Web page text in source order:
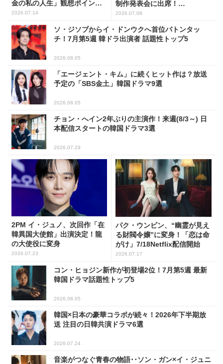
金の私の人生」観想ポイント5
選
2026.07.14
制作発表会に出席！
(PHOTO17枚)
2026.07.08
ソ・ジソブからイ・ドンウクへ首位バトンタッ
チ！7月第5週 韓ドラ出演者 話題性トップ5
2026.08.05
「エージェント・キム」に続くヒット作は？放送
予定の「SBS金土」韓国ドラマ9選
2026.08.05
チョン・へイン2年ぶりの主演作！来週(8/3～) 日
本配信スタートの韓国ドラマ3選
2026.07.29
2PM イ・ジュノ、次回作「在
韓異国大使館」出演決定！龍
の大使役に変身
2026.07.23
パク・ウンビン、“幽霊が見え
る財閥令嬢”に変身！「恋は命
がけ」7/18Netflix配信開始
2026.07.17
コン・ヒョジン新作が初登場2位！7月第5週 最新
韓国ドラマ話題性トップ5
2026.08.05
韓国×日本の豪華コラボが続々！2026年下半期放
送 注目の日韓共演ドラマ6選
2026.07.24
音楽がつなぐ青春の物語･･ソン・ガン×イ・ジュニ